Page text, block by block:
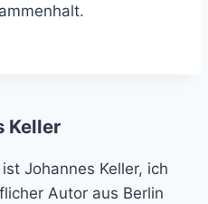
Keller
Johannes Keller, ich
Autor aus Berlin